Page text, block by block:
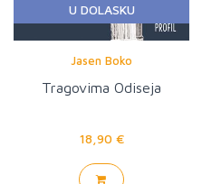
U DOLASKU
Jasen Boko
Tragovima Odiseja
18,90 €